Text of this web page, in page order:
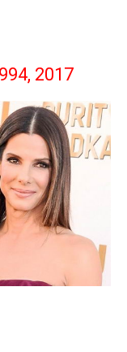
2017